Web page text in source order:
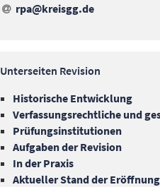
rpa@kreisgg.de
Unterseiten Revision
Historische Entwicklung
Verfassungsrechtliche und
Prüfungsinstitutionen
Aufgaben der Revision
In der Praxis
Aktueller Stand der